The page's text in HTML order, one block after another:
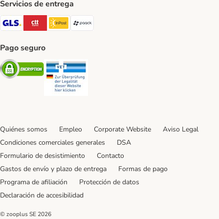
Servicios de entrega
GLS Shipping Method
CTTExpress Shipping Method
InPost Shipping Method
paack Shipping Method
Pago seguro
Security
Quiénes somos Empleo Corporate Website
Aviso Legal
Condiciones comerciales generales
DSA
Formulario de desistimiento
Contacto
Gastos de envío y plazo de entrega
Formas de pago
Programa de afiliación
Protección de datos
Declaración de accesibilidad
© zooplus SE 2026